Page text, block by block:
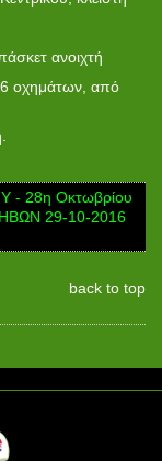
ανοιχτή
οχημάτων, από
- 28η Οκτωβρίου
29-10-2016
back to top